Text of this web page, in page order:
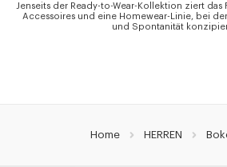
Jenseits der Ready-to-Wear-Kollektion ziert
Accessoires und eine Homewear-Linie, bei
und Spontanität
Home HERREN